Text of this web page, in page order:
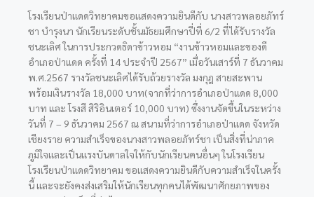
โรงเรียนป่าแดดวิทยาคมขอแสดงความยินดีกับ นางสาวพลอยภัทร์
ชา บำรุงนา นักเรียนระดับชั้นมัธยมศึกษาปี่ที่ 6/2 ที่ได้รับรางวัล
ชนะเลิศ ในการประกวดธิดาข้าวหอม “งานข้าวหอมและของดี
อำเภอป่าแดด ครั้งที่ 14 ประจำปี 2567” เมื่อวันเสาร์ที่ 7 ธันวาคม
พ.ศ.2567 รางวัลชนะเลิศได้รับถ้วยรางวัล มงกุฎ สายสะพาน
พร้อมเงินรางวัล 18,000 บาท(จากที่ว่าการอำเภอป่าแดด 8,000
บาท และ โรงสี สิริอินเตอร์ 10,000 บาท) ซึ่งงานจัดขึ้นในระหว่าง
วันที่ 7 – 9 ธันวาคม 2567 ณ สนามที่ว่าการอำเภอป่าแดด จังหวัด
เชียงราย ความสำเร็จของนางสาวพลอยภัทร์ชา เป็นสิ่งที่น่าภาค
ภูมิใจและเป็นแรงบันดาลใจให้กับนักเรียนคนอื่นๆ ในโรงเรียน
โรงเรียนป่าแดดวิทยาคม ขอแสดงความยินดีกับความสำเร็จในครั้ง
นี้ และจะยังคงส่งเสริมให้นักเรียนทุกคนได้พัฒนาศักยภาพของ